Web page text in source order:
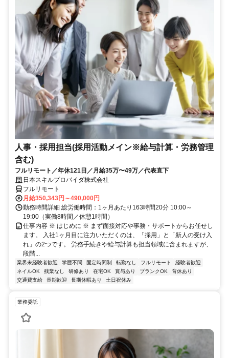
人事・採用担当(採用活動メイン※給与計算・労務管理
含む)
フルリモート／年休121日／月給35万〜49万／代表直下
日本スキルプロバイダ株式会社
フルリモート
月給350,343円～490,000円
勤務時間詳細 総労働時間：1ヶ月あたり163時間20分 10:00～
19:00（実働8時間／休憩1時間）
仕事内容 ※ はじめに ※ まず面接対応や事務・サポートからお任せし
ます。 入社1ヶ月目に注力いただくのは、「採用」と「新人の受け入
れ」の2つです。 労務手続きや給与計算も担当領域に含まれますが、
段階...
業界未経験者歓迎 学歴不問 固定時間制 転勤なし フルリモート
経験者歓迎
ネイルOK
残業なし 研修あり 在宅OK 賞与あり ブランクOK
育休あり
交通費支給
長期歓迎 長期休暇あり 土日祝休み
業務委託